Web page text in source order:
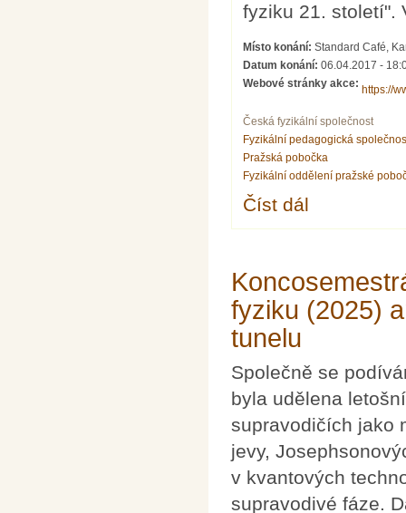
fyziku 21. století".
Místo konání:Standard Café,
Datum konání:06.04.2017 -
Webové stránky akce:
https://
Česká fyzikální společnost
Fyzikální pedagogická
Pražská pobočka
Fyzikální oddělení pražské
Číst dál
fyziku (2025)
tunelu
Společně se
byla udělena
supravodičích jako
jevy,
v kvantových
supravodivé fáze.